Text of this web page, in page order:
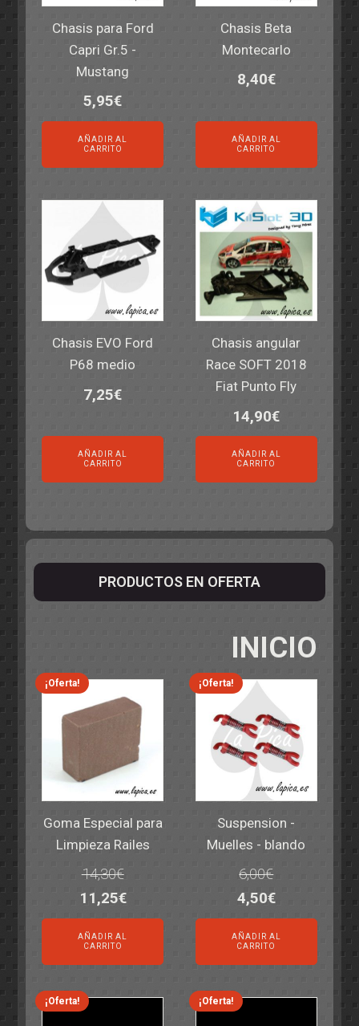
Chasis para Ford
Capri Gr.5 -
Mustang
5,95€
AÑADIR AL
CARRITO
Chasis Beta
Montecarlo
8,40€
AÑADIR AL
CARRITO
Chasis EVO Ford
P68 medio
7,25€
AÑADIR AL
CARRITO
Chasis angular
Race SOFT 2018
Fiat Punto Fly
14,90€
AÑADIR AL
CARRITO
PRODUCTOS EN OFERTA
INICIO
¡Oferta!
Goma Especial para
Limpieza Railes
14,30€
El
precio
original
era:
14,30€.
11,25€El
precio
actual
es:
11,25€.
AÑADIR AL
CARRITO
¡Oferta!
Suspension -
Muelles - blando
6,00€
El
precio
original
era:
6,00€.
4,50€El
precio
actual
es:
4,50€.
AÑADIR AL
CARRITO
¡Oferta! ¡Oferta!